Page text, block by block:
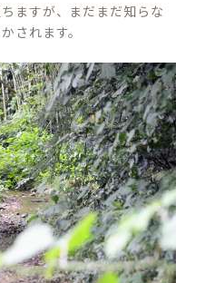
ますが、まだまだ知らな
されます。